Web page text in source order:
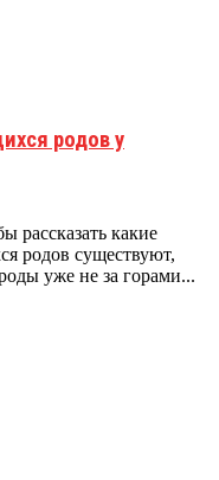
родов у
рассказать какие
родов существуют,
уже не за горами...